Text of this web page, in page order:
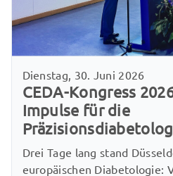
Dienstag, 30. Juni 2026
CEDA-Kongress
Impulse für die
Drei Tage lang stand
europäischen Diabetologie: